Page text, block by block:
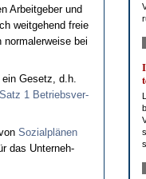
Ar­beit­ge­ber und
weit­ge­hend freie
nor­ma­ler­wei­se bei
Ge­setz, d.h.
1 Be­triebs­ver­
So­zi­al­plä­nen
das Un­ter­neh­